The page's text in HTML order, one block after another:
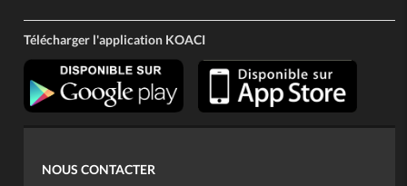
Télécharger l'application KOACI
NOUS CONTACTER